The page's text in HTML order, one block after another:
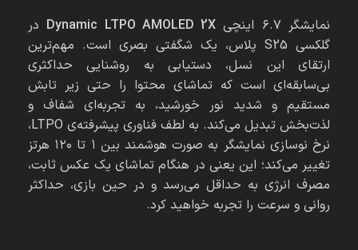
نمایشگر ۶.۷ اینچی
Dynamic LTPO AMOLED 2X در
گلکسی S25 پلاس، یک شگفتی بصری است. مهم‌ترین
ارتقای این نسل، دستیابی به روشنایی حداکثری
بی‌سابقه‌ای است که تماشای محتوا را حتی زیر تابش
مستقیم و شدید نور خورشید، به تجربه‌ای شفاف و
لذت‌بخش تبدیل می‌کند. به لطف فناوری پیشرفته‌ی LTPO،
نرخ نوسازی نمایشگر به صورت هوشمند بین ۱ تا ۱۲۰ هرتز
تغییر می‌کند؛ این یعنی در هنگام تماشای یک عکس ثابت،
مصرف انرژی به حداقل می‌رسد و در حین بازی، حداکثر
روانی و سرعت را تجربه خواهید کرد.